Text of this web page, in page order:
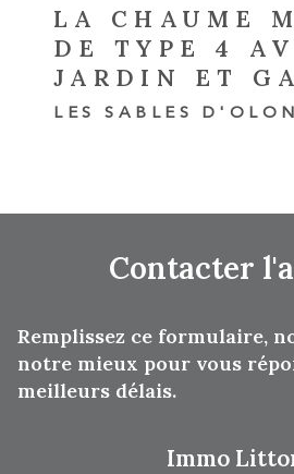
LA CHAUME
DE TYPE 4
JARDIN ET
LES SABLES
Contacter
Remplissez ce formulaire,
notre mieux pour vous
meilleurs délais.
Immo